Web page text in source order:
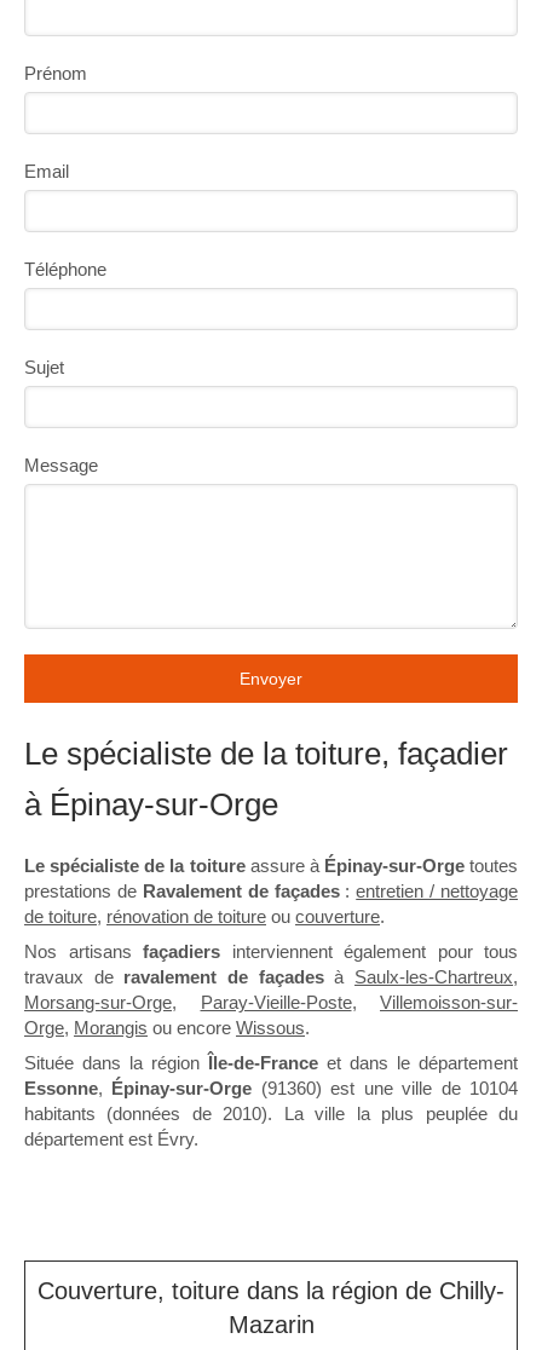
Prénom
Email
Téléphone
Sujet
Message
Envoyer
Le spécialiste de la toiture, façadier
à Épinay-sur-Orge
Le spécialiste de la toitureassure à Épinay-sur-Orgetoutes
prestations de Ravalement de façades:entretien / nettoyage
de toiture, rénovation de toiture ou couverture.
Nos artisans façadiers interviennent également pour tous
travaux de ravalement de façadesà Saulx-les-Chartreux,
Morsang-sur-Orge, Paray-Vieille-Poste, Villemoisson-sur-
Orge, Morangis ou encore Wissous.
Située dans la région Île-de-France et dans le département
Essonne, Épinay-sur-Orge (91360) est une ville de 10104
habitants (données de 2010). La ville la plus peuplée du
département est Évry.
Couverture, toiture dans la région de Chilly-
Mazarin